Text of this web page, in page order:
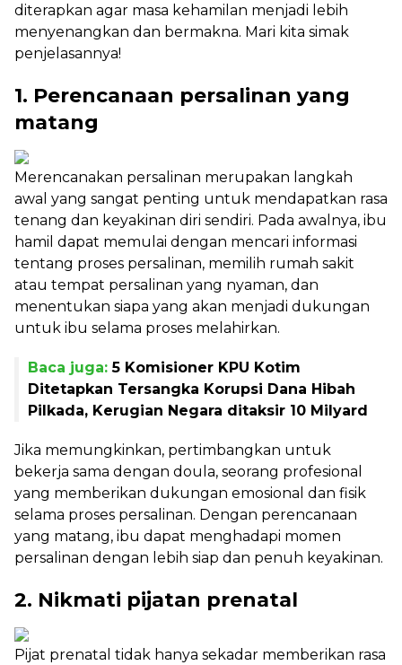
diterapkan agar masa kehamilan menjadi lebih
menyenangkan dan bermakna. Mari kita simak
penjelasannya!
1. Perencanaan persalinan yang
matang
Merencanakan persalinan merupakan langkah
awal yang sangat penting untuk mendapatkan rasa
tenang dan keyakinan diri sendiri. Pada awalnya, ibu
hamil dapat memulai dengan mencari informasi
tentang proses persalinan, memilih rumah sakit
atau tempat persalinan yang nyaman, dan
menentukan siapa yang akan menjadi dukungan
untuk ibu selama proses melahirkan.
Baca juga:5 Komisioner KPU Kotim
Ditetapkan Tersangka Korupsi Dana Hibah
Pilkada, Kerugian Negara ditaksir 10 Milyard
Jika memungkinkan, pertimbangkan untuk
bekerja sama dengan doula, seorang profesional
yang memberikan dukungan emosional dan fisik
selama proses persalinan. Dengan perencanaan
yang matang, ibu dapat menghadapi momen
persalinan dengan lebih siap dan penuh keyakinan.
2. Nikmati pijatan prenatal
Pijat prenatal tidak hanya sekadar memberikan rasa